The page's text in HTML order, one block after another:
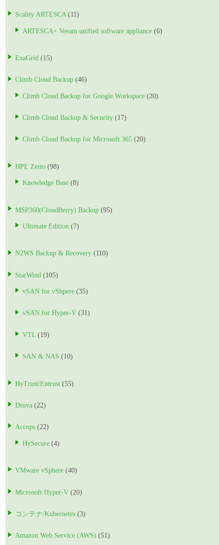
Scality ARTESCA(11)
ARTESCA+ Veeam unified software appliance (6)
ExaGrid (15)
Climb Cloud Backup (46)
Climb Cloud Backup for Google Workspace (20)
Climb Cloud Backup & Security (17)
Climb Cloud Backup for Microsoft 365 (20)
HPE Zerto (98)
Knowledge Base (8)
MSP360(CloudBerry) Backup (95)
Ultimate Edition (7)
N2WS Backup & Recovery (110)
StarWind (105)
vSAN for vShpere (35)
vSAN for Hyper-V (31)
VTL (19)
SAN & NAS (10)
HyTrust/Entrust (55)
Druva (22)
Accops (22)
HySecure (4)
VMware vSphere (40)
Microsoft Hyper-V (20)
コンテナ/Kubernetes (3)
Amazon Web Service (AWS) (51)